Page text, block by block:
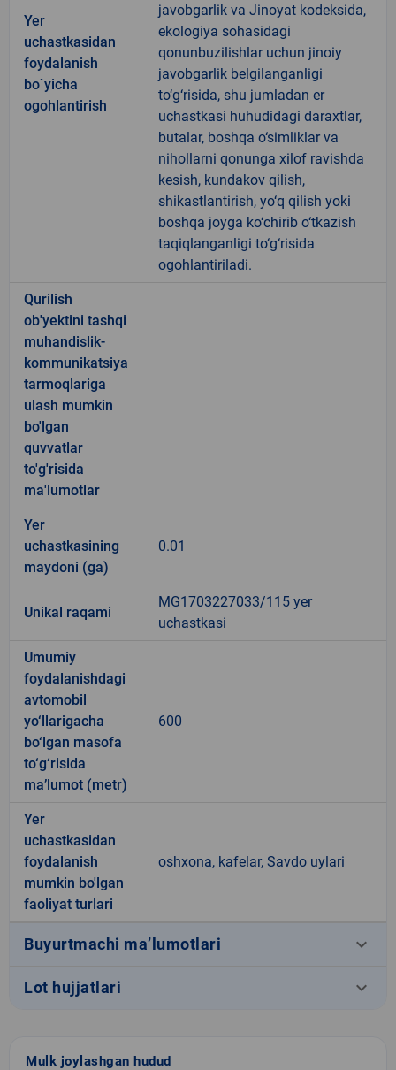
Yer
uchastkasidan
foydalanish
bo`yicha
ogohlantirish
javobgarlik va Jinoyat kodeksida,
ekologiya sohasidagi
qonunbuzilishlar uchun jinoiy
javobgarlik belgilanganligi
to‘g‘risida, shu jumladan er
uchastkasi huhudidagi daraxtlar,
butalar, boshqa o‘simliklar va
nihollarni qonunga xilof ravishda
kesish, kundakov qilish,
shikastlantirish, yo‘q qilish yoki
boshqa joyga ko‘chirib o‘tkazish
taqiqlanganligi to‘g‘risida
ogohlantiriladi.
Qurilish
ob'yektini tashqi
muhandislik-
kommunikatsiya
tarmoqlariga
ulash mumkin
bo'lgan
quvvatlar
to'g'risida
ma'lumotlar
Yer
uchastkasining
maydoni (ga)
0.01
Unikal raqami
MG1703227033/115 yer
uchastkasi
Umumiy
foydalanishdagi
avtomobil
yo‘llarigacha
bo‘lgan masofa
to‘g‘risida
ma’lumot (metr)
600
Yer
uchastkasidan
foydalanish
mumkin bo'lgan
faoliyat turlari
oshxona, kafelar, Savdo uylari
Buyurtmachi ma’lumotlari keyboard_arrow_down
Lot hujjatlari keyboard_arrow_down
Mulk joylashgan hudud